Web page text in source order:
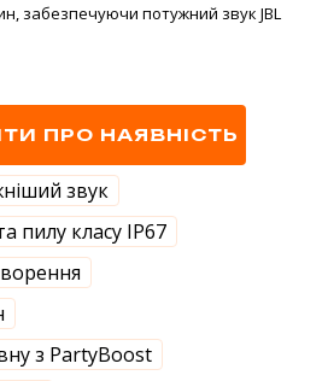
забезпечуючи потужний звук JBL
ПРО НАЯВНІСТЬ
звук
пилу класу IP67
з PartyBoost